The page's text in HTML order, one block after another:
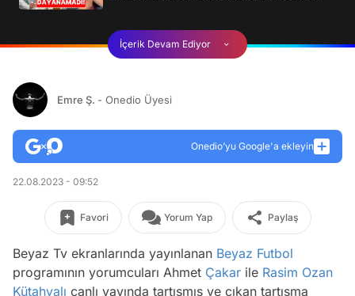
İçerik Devam Ediyor
Emre Ş. - Onedio Üyesi
Onedio’yu Google'a ekleyin
22.08.2023 - 09:52
Favori Yorum Yap Paylaş
Beyaz Tv ekranlarında yayınlanan Beyaz Futbol
programının yorumcuları Ahmet Çakar ile Rasim Ozan
Kütahyalı canlı yayında tartışmış ve çıkan tartışma